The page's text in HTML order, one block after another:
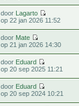
door Lagarto
op 22 jan 2026 11:52
door Mate
op 21 jan 2026 14:30
door Eduard
op 20 sep 2025 11:21
door Eduard
op 20 sep 2024 10:21